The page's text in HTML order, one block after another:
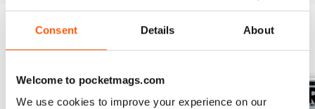
Consent Details About
Welcome to pocketmags.com
We use cookies to improve your experience on our
EDIZIONI INDIETRO Visualizza tutti